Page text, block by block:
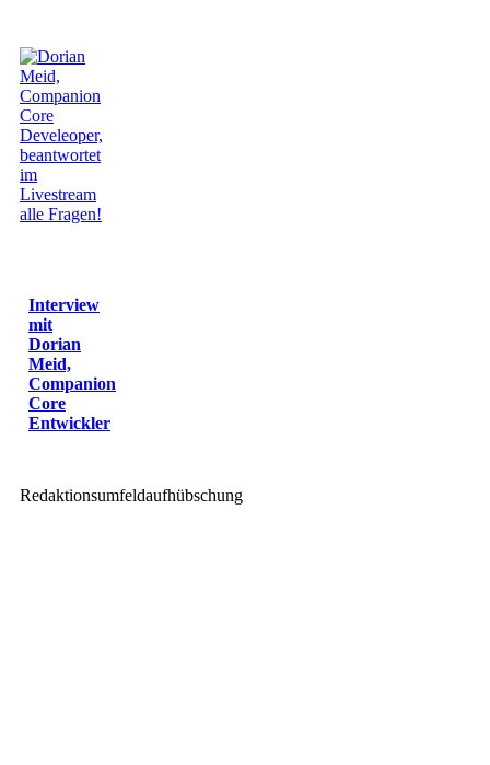
Interview
mit
Dorian
Meid,
Companion
Core
Entwickler
Redaktionsumfeldaufhübschung